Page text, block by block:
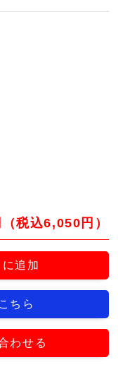
税込6,050円）
追加
ちら
わせる